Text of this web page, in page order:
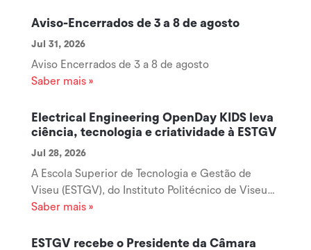
aposentação, encerrando um longo e brilhante
Aviso-Encerrados de 3 a 8 de agosto
Jul 31, 2026
Aviso Encerrados de 3 a 8 de agosto
Saber mais »
Electrical Engineering OpenDay KIDS leva
ciência, tecnologia e criatividade à ESTGV
Jul 28, 2026
A Escola Superior de Tecnologia e Gestão de
Viseu (ESTGV), do Instituto Politécnico de Viseu
(IPV), está a receber mais uma edição do Electrical
organizada pelo Departamento de Engenharia
Saber mais »
ESTGV recebe o Presidente da Câmara